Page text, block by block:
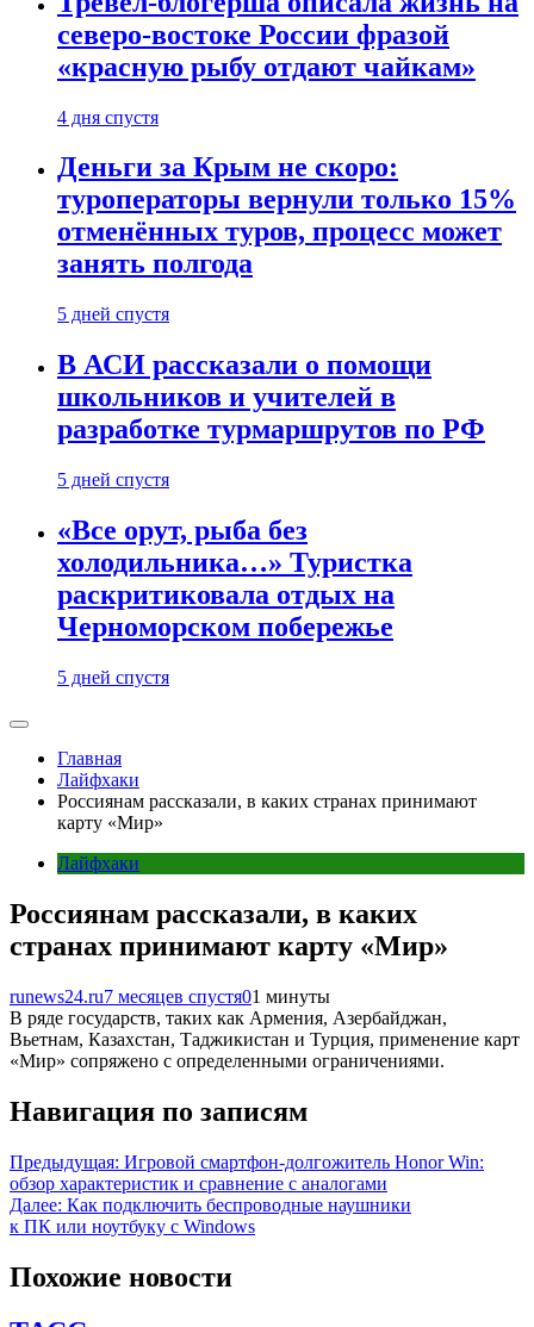
северо-востоке России фразой
«красную рыбу отдают чайкам»
4 дня спустя
Деньги за Крым не скоро:
туроператоры вернули только 15%
отменённых туров, процесс может
занять полгода
5 дней спустя
В АСИ рассказали о помощи
школьников и учителей в
разработке турмаршрутов по РФ
5 дней спустя
«Все орут, рыба без
холодильника…» Туристка
раскритиковала отдых на
Черноморском побережье
5 дней спустя
Главная
Лайфхаки
Россиянам рассказали, в каких странах принимают
карту «Мир»
Лайфхаки
Россиянам рассказали, в каких
странах принимают карту «Мир»
runews24.ru7 месяцев спустя01 минуты
В ряде государств, таких как Армения, Азербайджан,
Вьетнам, Казахстан, Таджикистан и Турция, применение карт
«Мир» сопряжено с определенными ограничениями.
Навигация по записям
Предыдущая: Игровой смартфон-долгожитель Honor Win:
обзор характеристик и сравнение с аналогами
Далее: Как подключить беспроводные наушники
к ПК или ноутбуку с Windows
Похожие новости